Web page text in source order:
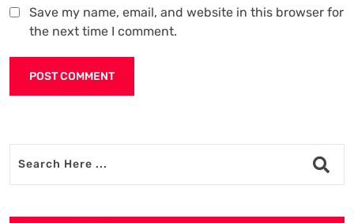
Save my name, email, and website in this browser for
the next time I comment.